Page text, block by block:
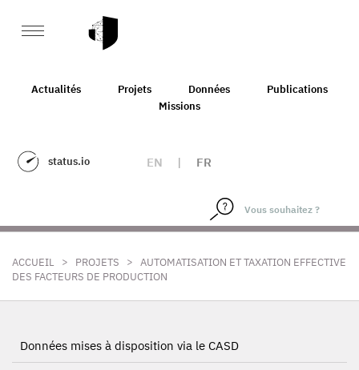
Actualités Projets Données
Publications
Missions
status.io EN | FR
ACCUEIL > PROJETS > AUTOMATISATION ET TAXATION EFFECTIVE
DES FACTEURS DE PRODUCTION
Données mises à disposition via le CASD